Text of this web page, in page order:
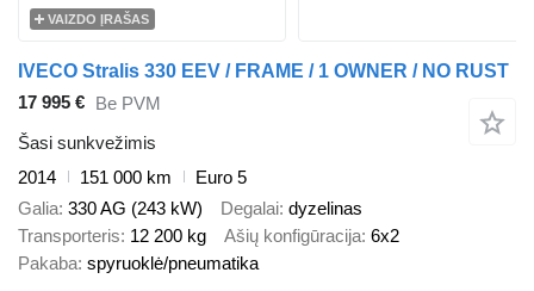
VAIZDO ĮRAŠAS
IVECO Stralis 330 EEV / FRAME / 1 OWNER / NO RUST
17 995 € Be PVM
Šasi sunkvežimis
2014
151 000 km
Euro 5
Galia 330 AG (243 kW) Degalai dyzelinas
Transporteris 12 200 kg Ašių konfigūracija 6x2
Pakaba spyruoklė/pneumatika